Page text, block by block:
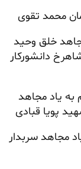
محمد تقوی
خلق وحید
دانشورکار
به یاد مجاهد
پویا قبادی
مجاهد سربدار